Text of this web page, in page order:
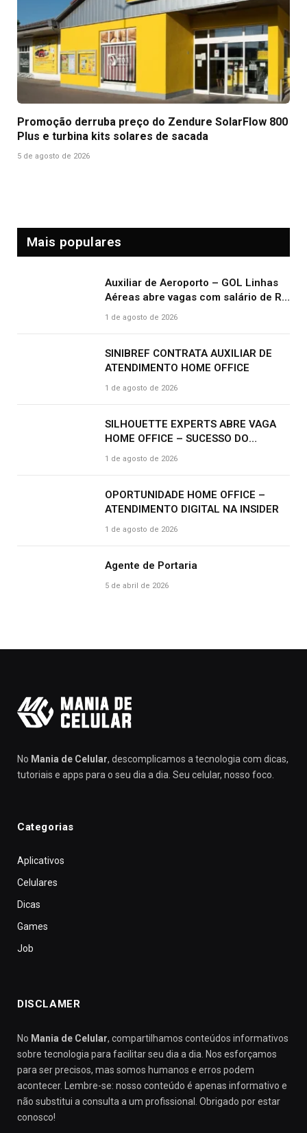
Promoção derruba preço do Zendure SolarFlow 800
Plus e turbina kits solares de sacada
5 de agosto de 2026
Mais populares
Auxiliar de Aeroporto – GOL Linhas
Aéreas abre vagas com salário de R$
2.000,00 e benefícios atrativos
1 de agosto de 2026
SINIBREF CONTRATA AUXILIAR DE
ATENDIMENTO HOME OFFICE
1 de agosto de 2026
SILHOUETTE EXPERTS ABRE VAGA
HOME OFFICE – SUCESSO DO
CLIENTE | R$ 2.500
1 de agosto de 2026
OPORTUNIDADE HOME OFFICE –
ATENDIMENTO DIGITAL NA INSIDER
1 de agosto de 2026
Agente de Portaria
5 de abril de 2026
No Mania de Celular, descomplicamos a tecnologia com dicas,
tutoriais e apps para o seu dia a dia. Seu celular, nosso foco.
Categorias
Aplicativos
Celulares
Dicas
Games
Job
DISCLAMER
No Mania de Celular, compartilhamos conteúdos informativos
sobre tecnologia para facilitar seu dia a dia. Nos esforçamos
para ser precisos, mas somos humanos e erros podem
acontecer. Lembre-se: nosso conteúdo é apenas informativo e
não substitui a consulta a um profissional. Obrigado por estar
conosco!